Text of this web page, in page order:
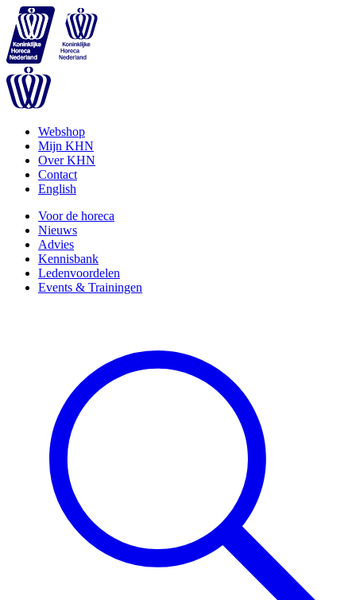
Webshop
Mijn KHN
Over KHN
Contact
English
Voor de horeca
Nieuws
Advies
Kennisbank
Ledenvoordelen
Events & Trainingen